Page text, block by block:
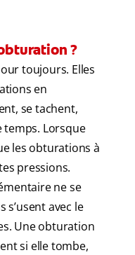
?
toujours. Elles
en
se tachent,
temps. Lorsque
les obturations à
pressions.
ne se
avec le
Une obturation
si elle tombe,